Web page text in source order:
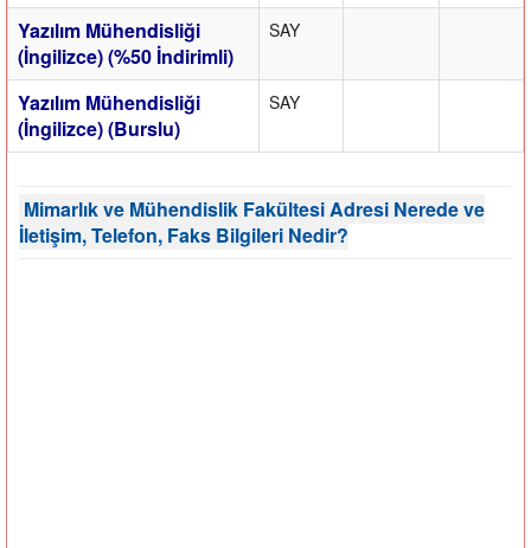
Yazılım Mühendisliği
(İngilizce) (%50 İndirimli)
SAY
Yazılım Mühendisliği
(İngilizce) (Burslu)
SAY
Mimarlık ve Mühendislik Fakültesi Adresi Nerede ve
İletişim, Telefon, Faks Bilgileri Nedir?